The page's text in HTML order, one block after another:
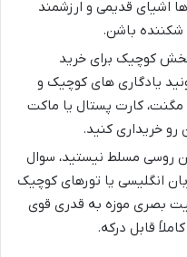
اشیای قدیمی و ارزشمند
شکننده باشن.
بخش کوچیک برای خرید
یادگاری های کوچیک و
مگنت، کارت پستال یا ماکت
خریداری کنید.
روسی مسلط نیستید، سوال
انگلیسی یا تورهای کوچیک
بصری موزه به قدری قوی
قابل درکه.